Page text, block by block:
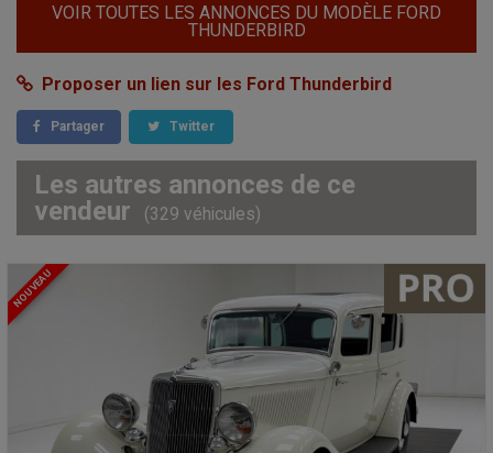
VOIR TOUTES LES ANNONCES DU MODÈLE FORD
THUNDERBIRD
Proposer un lien sur les Ford Thunderbird
Partager Twitter
Les autres annonces de ce
vendeur
(329 véhicules)
NOUVEAU